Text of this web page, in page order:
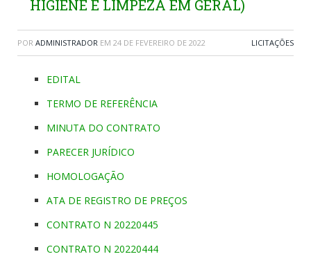
HIGIENE E LIMPEZA EM GERAL)
POR ADMINISTRADOR EM 24 DE FEVEREIRO DE 2022 LICITAÇÕES
EDITAL
TERMO DE REFERÊNCIA
MINUTA DO CONTRATO
PARECER JURÍDICO
HOMOLOGAÇÃO
ATA DE REGISTRO DE PREÇOS
CONTRATO N 20220445
CONTRATO N 20220444